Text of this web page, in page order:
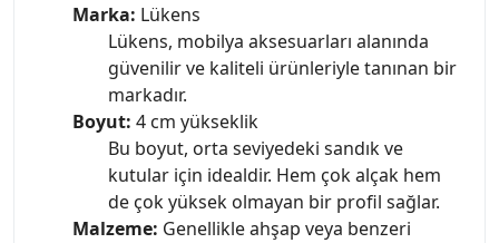
Marka: Lükens
Lükens, mobilya aksesuarları alanında
güvenilir ve kaliteli ürünleriyle tanınan bir
markadır.
Boyut: 4 cm yükseklik
Bu boyut, orta seviyedeki sandık ve
kutular için idealdir. Hem çok alçak hem
de çok yüksek olmayan bir profil sağlar.
Malzeme: Genellikle ahşap veya benzeri